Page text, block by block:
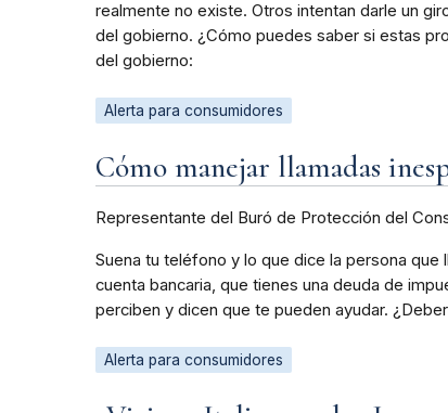
realmente no existe. Otros intentan darle un
del gobierno. ¿Cómo puedes saber si estas
del gobierno:
Alerta para consumidores
Cómo manejar llamadas
Representante del Buró de Protección del
Suena tu teléfono y lo que dice la persona
cuenta bancaria, que tienes una deuda de
perciben y dicen que te pueden ayudar.
Alerta para consumidores